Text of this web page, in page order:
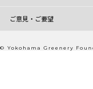
ご意見・ご要望
© Yokohama Greenery